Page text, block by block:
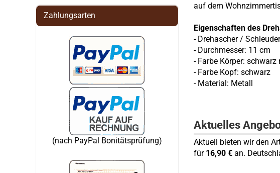
auf dem
Eigenschaften des
- Drehascher /
- Durchmesser: 11 cm
- Farbe Körper:
- Farbe Kopf: schwarz
- Material: Metall
Aktuelles
Aktuell bieten wir den
für 16,90 € an.
Zahlungsarten
(nach PayPal Bonitätsprüfung)